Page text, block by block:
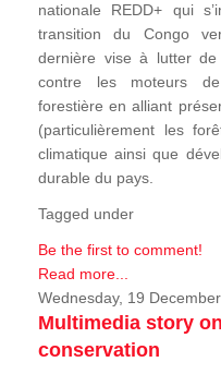
nationale REDD+ qui
transition du Congo
dernière vise à lutter
contre les moteurs
forestière en alliant
(particulièrement les
climatique ainsi que
durable du pays.
Tagged under
Be the first to comment!
Read more...
Wednesday, 19
Multimedia story
conservation